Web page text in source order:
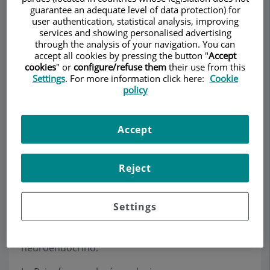
Description ServicesTeamContactRelevant details
Make an appointment
Psicofarmacología
La Psicofarmacología se define como la disciplina
científica que se centra en el aquellos fármacos
que modifican el comportamiento y la función
neuroendocrino.
guarantee an adequate level of data protection) for
user authentication, statistical analysis, improving
services and showing personalised advertising
through the analysis of your navigation. You can
accept all cookies by pressing the button "Accept
cookies" or configure/refuse them their use from this
Settings. For more information click here: Cookie
policy
Settings
Reject
Accept